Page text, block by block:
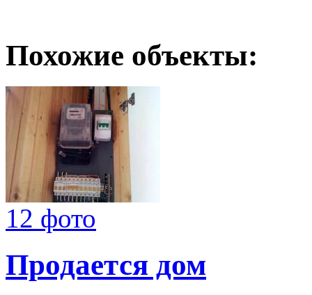
Похожие объекты:
12 фото
Продается дом